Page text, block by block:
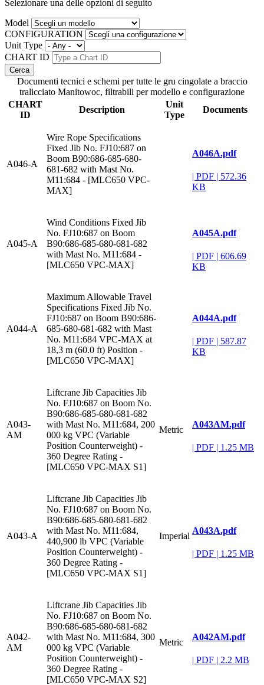
Selezionare una delle opzioni di seguito
Model
CONFIGURATION
Unit Type
CHART ID
Documenti tecnici e schemi per tutte le gru cingolate a braccio
tralicciato Manitowoc, filtrabili per modello e configurazione
CHART
ID
Description
Unit
Type
Documents
A046-A
Wire Rope Specifications
Fixed Jib No. FJ10:687 on
Boom B90:686-685-680-
681-682 with Mast No.
M11:684 - [MLC650 VPC-
MAX]
A046A.pdf
| PDF | 572.36
KB
A045-A
Wind Conditions Fixed Jib
No. FJ10:687 on Boom
B90:686-685-680-681-682
with Mast No. M11:684 -
[MLC650 VPC-MAX]
A045A.pdf
| PDF | 606.69
KB
A044-A
Maximum Allowable Travel
Specifications Fixed Jib No.
FJ10:687 on Boom B90:686-
685-680-681-682 with Mast
No. M11:684 VPC-MAX at
18,3 m (60.0 ft) Position -
[MLC650 VPC-MAX]
A044A.pdf
| PDF | 587.87
KB
A043-
AM
Liftcrane Jib Capacities Jib
No. FJ10:687 on Boom No.
B90:686-685-680-681-682
with Mast No. M11:684, 200
000 kg VPC (Variable
Position Counterweight) -
360 Degree Rating -
[MLC650 VPC-MAX S1]
Metric
A043AM.pdf
| PDF | 1.25 MB
A043-A
Liftcrane Jib Capacities Jib
No. FJ10:687 on Boom No.
B90:686-685-680-681-682
with Mast No. M11:684,
440,900 lb VPC (Variable
Position Counterweight) -
360 Degree Rating -
[MLC650 VPC-MAX S1]
Imperial
A043A.pdf
| PDF | 1.25 MB
A042-
AM
Liftcrane Jib Capacities Jib
No. FJ10:687 on Boom No.
B90:686-685-680-681-682
with Mast No. M11:684, 300
000 kg VPC (Variable
Position Counterweight) -
360 Degree Rating -
[MLC650 VPC-MAX S2]
Metric
A042AM.pdf
| PDF | 2.2 MB